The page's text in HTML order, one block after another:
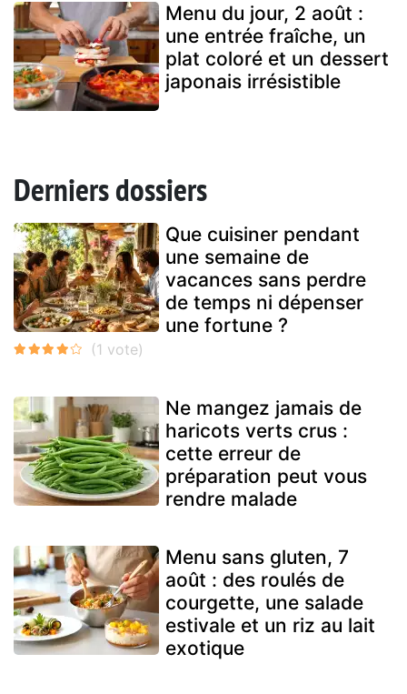
Menu du jour, 2 août :
une entrée fraîche, un
plat coloré et un dessert
japonais irrésistible
Derniers dossiers
Que cuisiner pendant
une semaine de
vacances sans perdre
de temps ni dépenser
une fortune ?
Ne mangez jamais de
haricots verts crus :
cette erreur de
préparation peut vous
rendre malade
Menu sans gluten, 7
août : des roulés de
courgette, une salade
estivale et un riz au lait
exotique